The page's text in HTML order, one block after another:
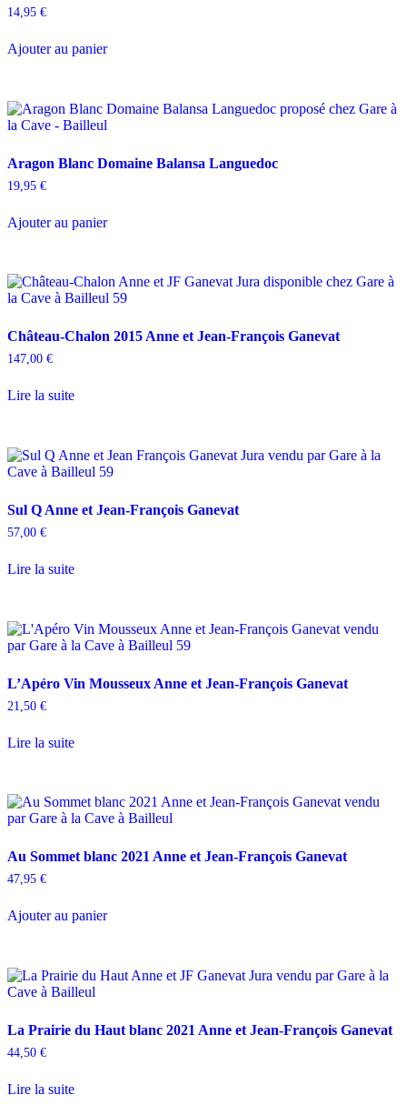
14,95 €
Ajouter au panier
Aragon Blanc Domaine Balansa Languedoc
19,95 €
Ajouter au panier
Château-Chalon 2015 Anne et Jean-François Ganevat
147,00 €
Lire la suite
Sul Q Anne et Jean-François Ganevat
57,00 €
Lire la suite
L’Apéro Vin Mousseux Anne et Jean-François Ganevat
21,50 €
Lire la suite
Au Sommet blanc 2021 Anne et Jean-François Ganevat
47,95 €
Ajouter au panier
La Prairie du Haut blanc 2021 Anne et Jean-François Ganevat
44,50 €
Lire la suite